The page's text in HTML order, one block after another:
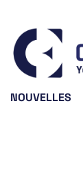
NOUVELLES